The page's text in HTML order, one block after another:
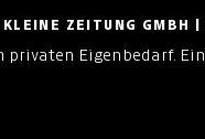
ZEITUNG GMBH |
Eigenbedarf.